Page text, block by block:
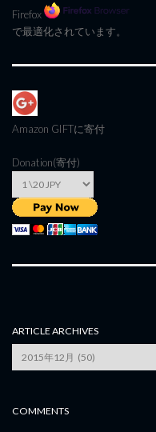
Firefox
で最適化されています。
Amazon GIFTに寄付
Donation(寄付)
ARTICLE ARCHIVES
Archives
COMMENTS